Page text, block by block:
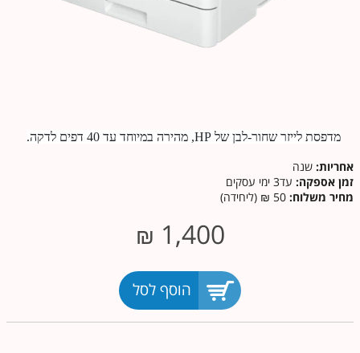
מדפסת לייזר שחור-לבן של HP, מהירה במיוחד עד 40 דפים לדקה.
אחריות: שנה
זמן אספקה: עד3 ימי עסקים
מחיר משלוח: 50 ₪ (ליחידה)
1,400
₪
הוסף לסל